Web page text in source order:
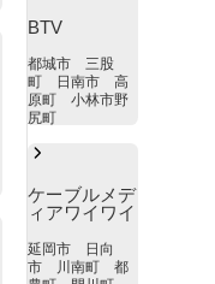
BTV
都城市 三股
町 日南市 高
原町 小林市野
尻町
ケーブルメデ
ィアワイワイ
延岡市 日向
市 川南町 都